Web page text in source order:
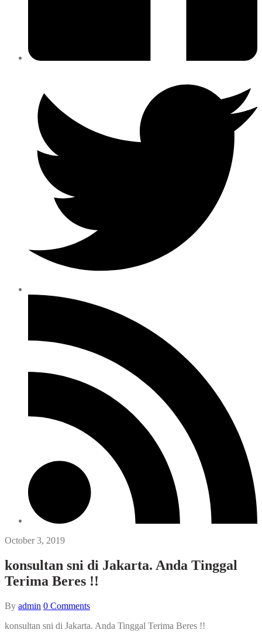
October 3, 2019
konsultan sni di Jakarta. Anda Tinggal
Terima Beres !!
By admin 0 Comments
konsultan sni di Jakarta. Anda Tinggal Terima Beres !!